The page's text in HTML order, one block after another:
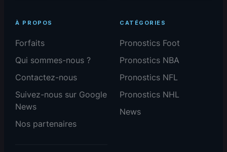
À PROPOS
Forfaits
Qui sommes-nous ?
Contactez-nous
Suivez-nous sur Google
News
Nos partenaires
CATÉGORIES
Pronostics Foot
Pronostics NBA
Pronostics NFL
Pronostics NHL
News